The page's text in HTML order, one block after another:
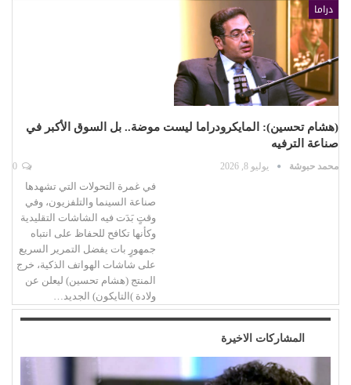
دراما
(هشام تحسين): المايكرودراما ليست موضة.. بل السوق الأكبر في
صناعة الترفيه
محمد حبوشة يوليو 8, 2026
في غمرة التحولات التي تشهدها
صناعة السينما والتلفزيون، وفي
وقتٍ بَدَت فيه الشاشات التقليدية
وكأنها تكافح للحفاظ على انتباه
جمهورٍ بات يفضل التمرير السريع
على شاشات الهواتف الذكية، خرج
المنتج (هشام تحسين) ليعلن عن
ولادة )التايكون) الجديد…
المشاركات الاخيرة